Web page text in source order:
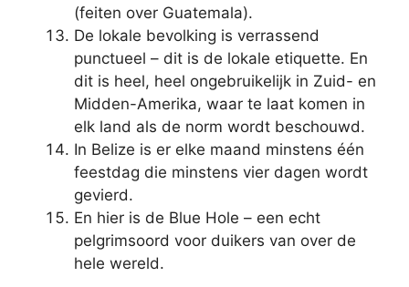
(feiten over Guatemala).
De lokale bevolking is verrassend
punctueel – dit is de lokale etiquette. En
dit is heel, heel ongebruikelijk in Zuid- en
Midden-Amerika, waar te laat komen in
elk land als de norm wordt beschouwd.
In Belize is er elke maand minstens één
feestdag die minstens vier dagen wordt
gevierd.
En hier is de Blue Hole – een echt
pelgrimsoord voor duikers van over de
hele wereld.